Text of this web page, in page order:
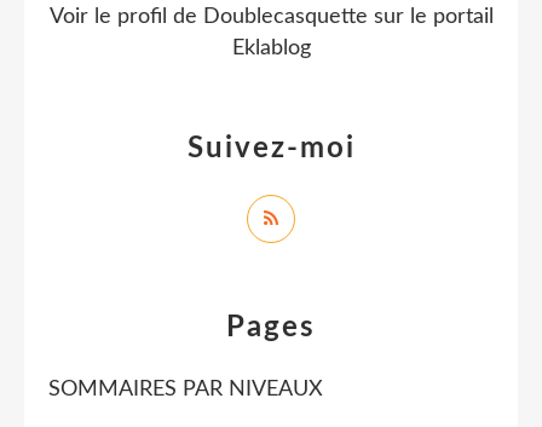
Pages
SOMMAIRES PAR NIVEAUX
Suivez-moi
Voir le profil de Doublecasquette sur le portail
Eklablog